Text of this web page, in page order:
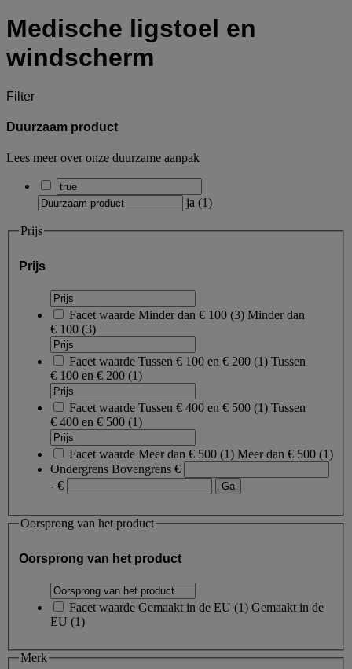
Medische ligstoel en
windscherm
Filter
Duurzaam product
Lees meer over onze duurzame aanpak
ja (1)
Prijs
Prijs
Facet waarde Minder dan € 100 (3) Minder dan
€ 100 (3)
Facet waarde Tussen € 100 en € 200 (1) Tussen
€ 100 en € 200 (1)
Facet waarde Tussen € 400 en € 500 (1) Tussen
€ 400 en € 500 (1)
Facet waarde Meer dan € 500 (1) Meer dan € 500 (1)
Ondergrens Bovengrens €
- €
Oorsprong van het product
Oorsprong van het product
Facet waarde Gemaakt in de EU (1) Gemaakt in de
EU (1)
Merk